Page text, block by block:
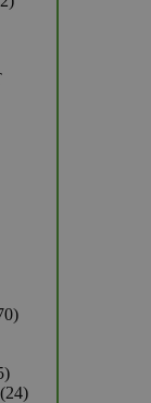
670
1125
producten
2424